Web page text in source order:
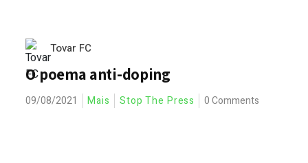
Tovar FC
O poema anti-doping
09/08/2021 Mais Stop The Press 0 Comments